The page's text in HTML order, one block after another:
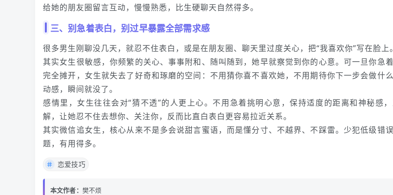
给她的朋友圈留言互动，慢慢熟悉，比生硬聊天自然得多。
三、别急着表白，别过早暴露全部需求感
很多男生刚聊没几天，就忍不住表白，或是在朋友圈、聊天里过度关心，把“我喜欢你”写在脸上。
其实女生很敏感，你频繁的关心、事事附和、随叫随到，她早就察觉到你的心意。可一旦你急
完全摊开，女生就失去了好奇和琢磨的空间：不用猜你喜不喜欢她，不用期待你下一步会做什
动感，瞬间就没了。
感情里，女生往往会对“猜不透”的人更上心。不用急着挑明心意，保持适度的距离和神秘感
解，让她忍不住去想你、关注你，反而比直白表白更容易拉近关系。
其实微信追女生，核心从来不是多会说甜言蜜语，而是懂分寸、不越界、不踩雷。少犯低级错
题，有用得多。
恋爱技巧
本文作者： 樊不烦